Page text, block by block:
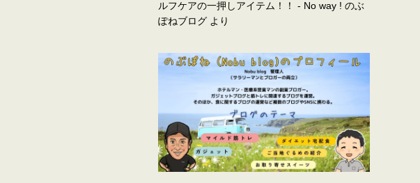
ルフケアの一押しアイテム！！ - No way ! のぶ
ぽねブログ より